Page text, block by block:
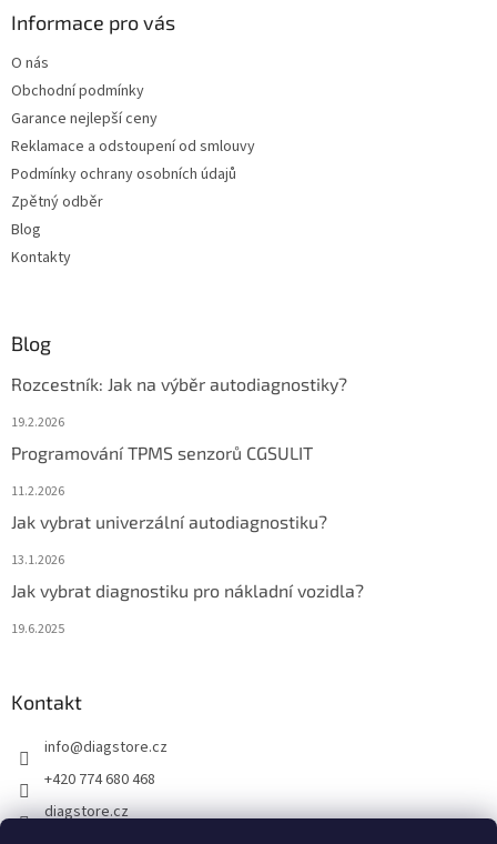
Informace pro vás
O nás
Obchodní podmínky
Garance nejlepší ceny
Reklamace a odstoupení od smlouvy
Podmínky ochrany osobních údajů
Zpětný odběr
Blog
Kontakty
Blog
Rozcestník: Jak na výběr autodiagnostiky?
19.2.2026
Programování TPMS senzorů CGSULIT
11.2.2026
Jak vybrat univerzální autodiagnostiku?
13.1.2026
Jak vybrat diagnostiku pro nákladní vozidla?
19.6.2025
Kontakt
info@diagstore.cz
+420 774 680 468
diagstore.cz